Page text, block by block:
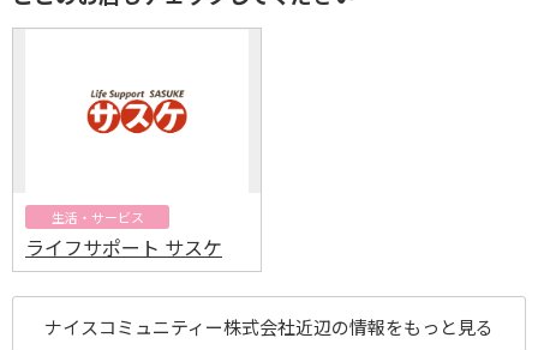
生活・サービス
ライフサポート サスケ
ナイスコミュニティー株式会社近辺の情報をもっと見る